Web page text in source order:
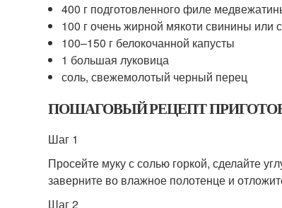
400 г подготовленного филе
100 г очень жирной мякоти свинины или
100–150 г белокочанной капусты
1 большая луковица
соль, свежемолотый черный перец
ПОШАГОВЫЙ РЕЦЕПТ
Шаг 1
Просейте муку с солью горкой, сделайте
заверните во влажное полотенце и
Шаг 2